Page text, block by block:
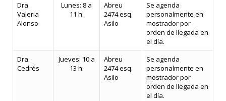
Dra.
Valeria
Alonso
Lunes: 8 a
11 h.
Abreu
2474 esq.
Asilo
Se agenda
personalmente en
mostrador por
orden de llegada en
el día.
Dra.
Cedrés
Jueves: 10 a
13 h.
Abreu
2474 esq.
Asilo
Se agenda
personalmente en
mostrador por
orden de llegada en
el día.